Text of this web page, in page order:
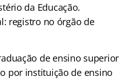
da Educação.
registro no órgão de
de ensino superior
por instituição de ensino